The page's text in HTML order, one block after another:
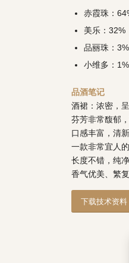
赤霞珠：
美乐：32%
品丽珠：3%
小维多：1%
品酒笔记
酒裙：浓密，呈
芬芳非常馥郁
口感丰富，清
一款非常宜人
长度不错，纯
香气优美、繁复
下载技术资料